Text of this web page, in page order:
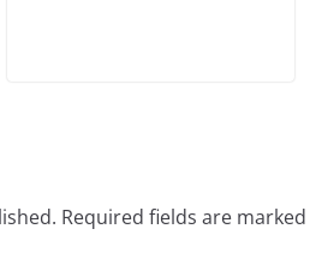
Required fields are marked